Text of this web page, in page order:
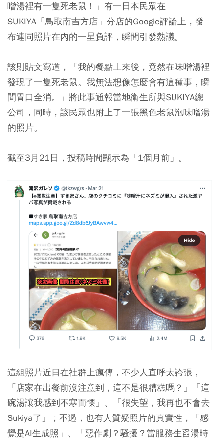
噌湯裡有一隻死老鼠！」有一日本民眾在
SUKIYA「鳥取南吉方店」分店的Google評論上，發
布連同照片在內的一星負評，瞬間引發熱議。
該則貼文寫道，「我的餐點上來後，竟然在味噌湯裡
發現了一隻死老鼠。我無法想像怎麼會有這種事，瞬
間胃口全消。」將此事通報當地衛生所與SUKIYA總
公司，同時，該民眾也附上了一張黑色老鼠泡味噌湯
的照片。
截至3月21日，投稿時間顯示為「1個月前」。
這組照片近日在社群上瘋傳，不少人直呼太誇張，
「店家在出餐前沒注意到，這不是很糟糕嗎？」「這
碗湯讓我感到不寒而慄」、「很失望，我再也不會去
Sukiya了」；不過，也有人質疑照片的真實性，「感
覺是AI生成照」、「惡作劇？騷擾？當服務生舀湯時